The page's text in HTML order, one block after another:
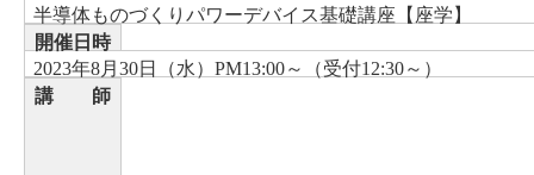
半導体ものづくりパワーデバイス基礎講座【座学】
開催日時
2023年8月30日（水）PM13:00～（受付12:30～）
講 師